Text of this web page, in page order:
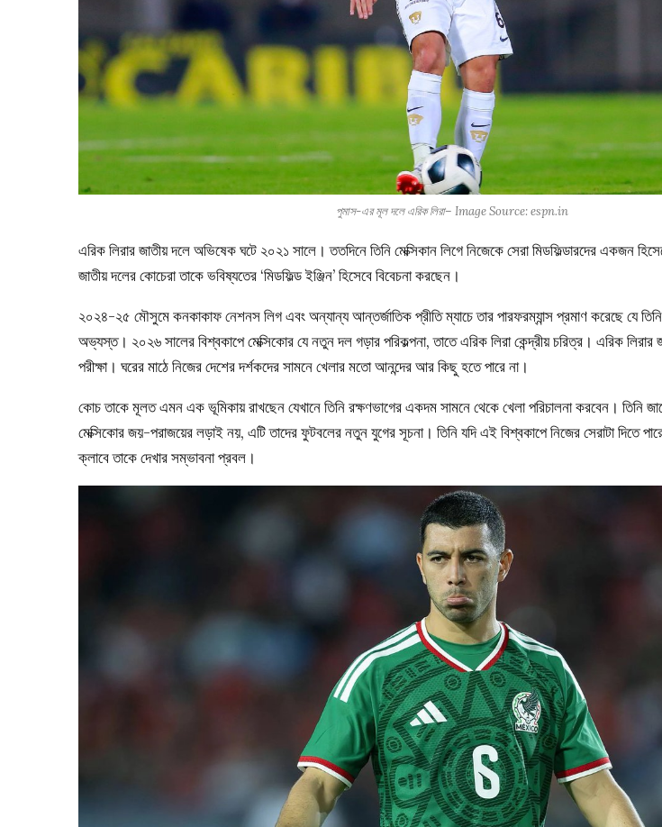
পুমাস-এর মূল দলে এরিক লিরা– Image Source: espn.in
এরিক লিরার জাতীয় দলে অভিষেক ঘটে ২০২১ সালে। ততদিনে তিনি মেক্সিকান লিগে নিজেকে সেরা মিডফিল্ডারদের একজন
জাতীয় দলের কোচেরা তাকে ভবিষ্যতের ‘মিডফিল্ড ইঞ্জিন’ হিসেবে বিবেচনা করছেন।
২০২৪-২৫ মৌসুমে কনকাকাফ নেশনস লিগ এবং অন্যান্য আন্তর্জাতিক প্রীতি ম্যাচে তার পারফরম্যান্স প্রমাণ করেছে যে
অভ্যস্ত। ২০২৬ সালের বিশ্বকাপে মেক্সিকোর যে নতুন দল গড়ার পরিকল্পনা, তাতে এরিক লিরা কেন্দ্রীয় চরিত্র। এরিক লিরার
পরীক্ষা। ঘরের মাঠে নিজের দেশের দর্শকদের সামনে খেলার মতো আনন্দের আর কিছু হতে পারে না।
কোচ তাকে মূলত এমন এক ভূমিকায় রাখছেন যেখানে তিনি রক্ষণভাগের একদম সামনে থেকে খেলা পরিচালনা করবেন। তিনি
মেক্সিকোর জয়-পরাজয়ের লড়াই নয়, এটি তাদের ফুটবলের নতুন যুগের সূচনা। তিনি যদি এই বিশ্বকাপে নিজের সেরাটা দিতে
ক্লাবে তাকে দেখার সম্ভাবনা প্রবল।